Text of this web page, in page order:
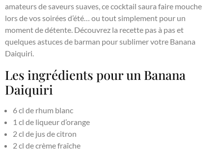
amateurs de saveurs suaves, ce cocktail saura faire mouche
lors de vos soirées d’été… ou tout simplement pour un
moment de détente. Découvrez la recette pas à pas et
quelques astuces de barman pour sublimer votre Banana
Daiquiri.
Les ingrédients pour un Banana
Daiquiri
6 cl de rhum blanc
1 cl de liqueur d’orange
2 cl de jus de citron
2 cl de crème fraîche